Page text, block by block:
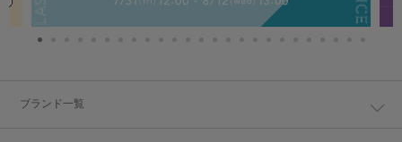
ブランド一覧